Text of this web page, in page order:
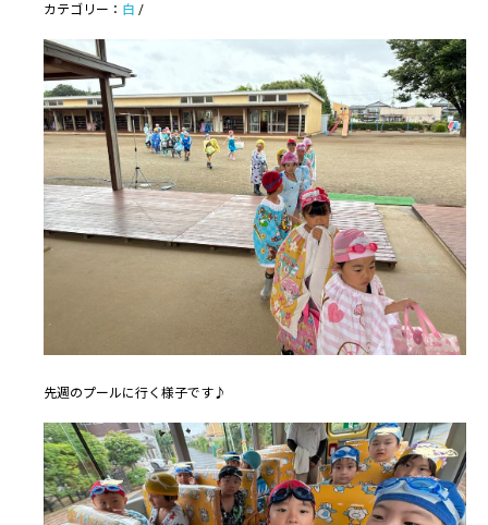
カテゴリー： 白 /
先週のプールに行く様子です♪